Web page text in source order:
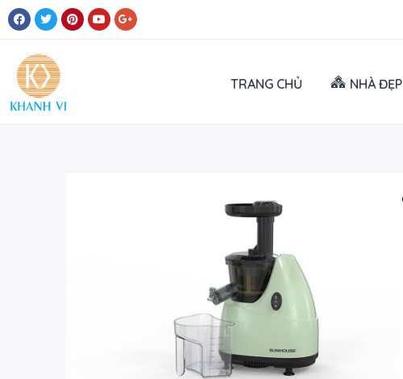
TRANG CHỦ NHÀ ĐẸP